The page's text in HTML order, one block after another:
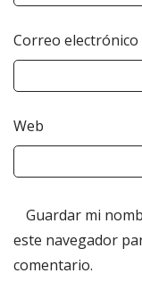
Correo electrónico
Web
Guardar mi
este navegador
comentario.